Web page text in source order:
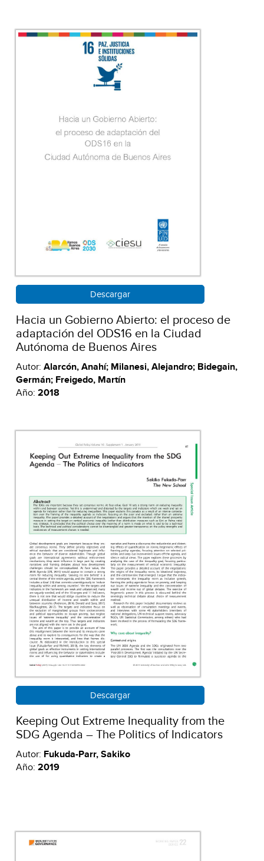
Descargar
Hacia un Gobierno Abierto: el proceso de
adaptación del ODS16 en la Ciudad
Autónoma de Buenos Aires
Autor: Alarcón, Anahí; Milanesi, Alejandro; Bidegain,
Germán; Freigedo, Martín
Año: 2018
Descargar
Keeping Out Extreme Inequality from the
SDG Agenda – The Politics of Indicators
Autor: Fukuda-Parr, Sakiko
Año: 2019